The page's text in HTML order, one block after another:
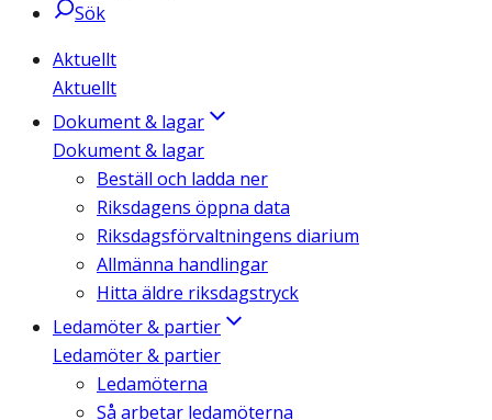
Sök
Aktuellt
Aktuellt
Dokument & lagar
Dokument & lagar
Beställ och ladda ner
Riksdagens öppna data
Riksdagsförvaltningens diarium
Allmänna handlingar
Hitta äldre riksdagstryck
Ledamöter & partier
Ledamöter & partier
Ledamöterna
Så arbetar ledamöterna